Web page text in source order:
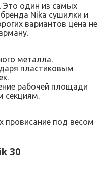
Это один из самых
Nika сушилки и
вариантов цена не
металла.
пластиковым
рабочей площади
секциям.
провисание под весом
30